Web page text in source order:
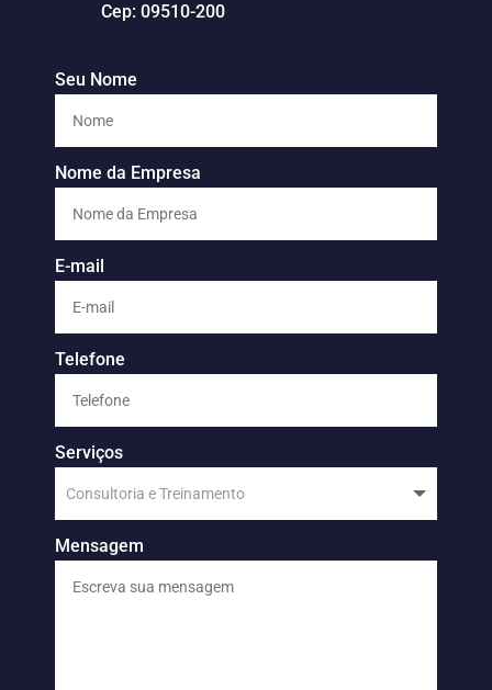
Cep: 09510-200
Seu Nome
Nome da Empresa
E-mail
Telefone
Serviços
Mensagem